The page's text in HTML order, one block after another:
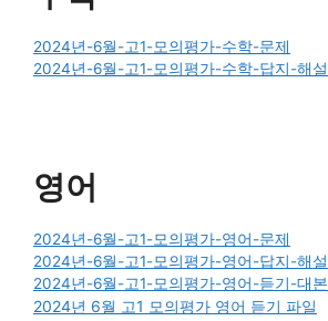
2024년-6월-고1-모의평가-수학-문제
2024년-6월-고1-모의평가-수학-답지-해설
영어
2024년-6월-고1-모의평가-영어-문제
2024년-6월-고1-모의평가-영어-답지-해설
2024년-6월-고1-모의평가-영어-듣기-대본
2024년 6월 고1 모의평가 영어 듣기 파일